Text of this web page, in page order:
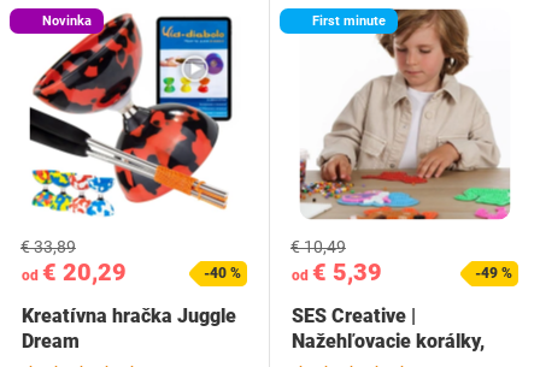
Novinka
od € 20,29
€ 33,89
-40 %
Kreatívna hračka Juggle
Dream
First minute
od € 5,39
€ 10,49
-49 %
SES Creative |
Nažehľovacie korálky,